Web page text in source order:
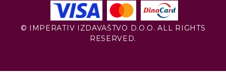
© IMPERATIV IZDAVAŠTVO D.O.O. ALL RIGHTS
RESERVED.